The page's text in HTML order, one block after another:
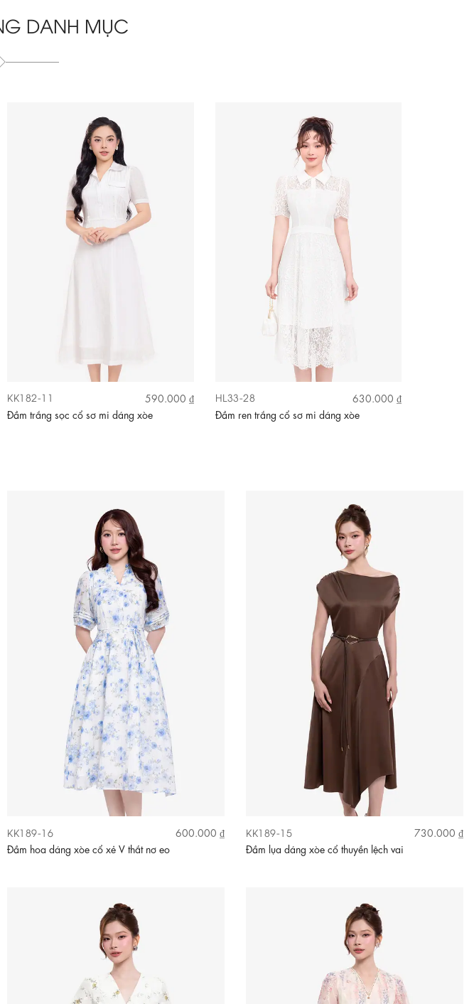
DANH MỤC
KK182-11
590.000 ₫
Đầm trắng sọc cổ sơ mi dáng xòe
HL33-28
630.000 ₫
Đầm ren trắng cổ sơ mi dáng xòe
KK189-16
600.000 ₫
Đầm hoa dáng xòe cổ xẻ V thắt nơ eo
KK189-15
730.000 ₫
Đầm lụa dáng xòe cổ thuyền lệch vai